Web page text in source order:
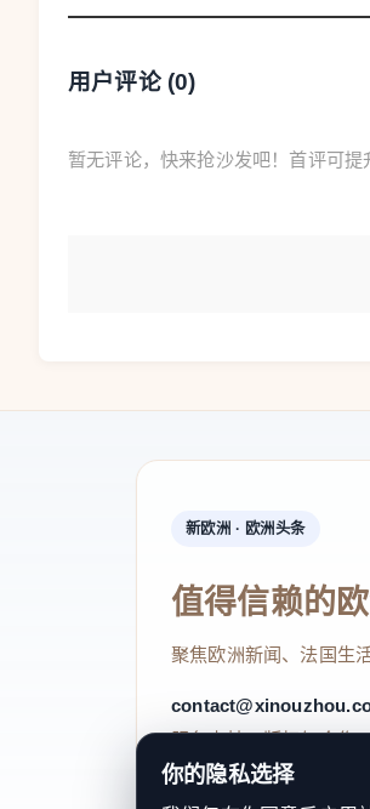
用户评论 (0)
暂无评论，快来抢沙发吧！首评可提
新欧洲 · 欧洲头条
值得信赖的
聚焦欧洲新闻、法国生
服务支持、版权与合作
你的隐私选择